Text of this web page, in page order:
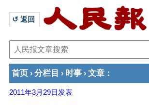
↺ 返回
首页 › 分栏目 › 时事 › 文章 ：
2011年3月29日 发表